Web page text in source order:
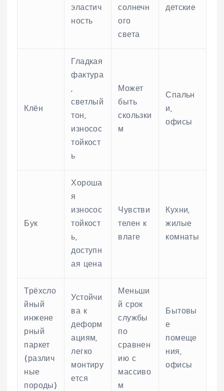
эластич
ность
солнечн
ого
света
детские
Клён
Гладкая
фактура
,
светлый
тон,
износос
тойкост
ь
Может
быть
скользки
м
Спальн
и,
офисы
Бук
Хороша
я
износос
тойкост
ь,
доступн
ая цена
Чувстви
телен к
влаге
Кухни,
жилые
комнаты
Трёхсло
йный
инжене
рный
паркет
(различ
ные
породы)
Устойчи
ва к
деформ
ациям,
легко
монтиру
ется
Меньши
й срок
службы
по
сравнен
ию с
массиво
м
Бытовы
е
помеще
ния,
офисы